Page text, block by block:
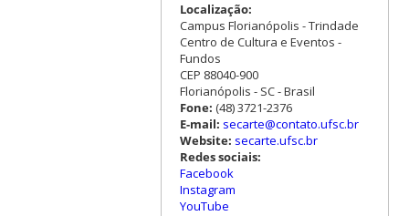
Localização:
Campus Florianópolis - Trindade
Centro de Cultura e Eventos -
Fundos
CEP 88040-900
Florianópolis - SC - Brasil
Fone: (48) 3721-2376
E-mail: secarte@contato.ufsc.br
Website: secarte.ufsc.br
Redes sociais:
Facebook
Instagram
YouTube